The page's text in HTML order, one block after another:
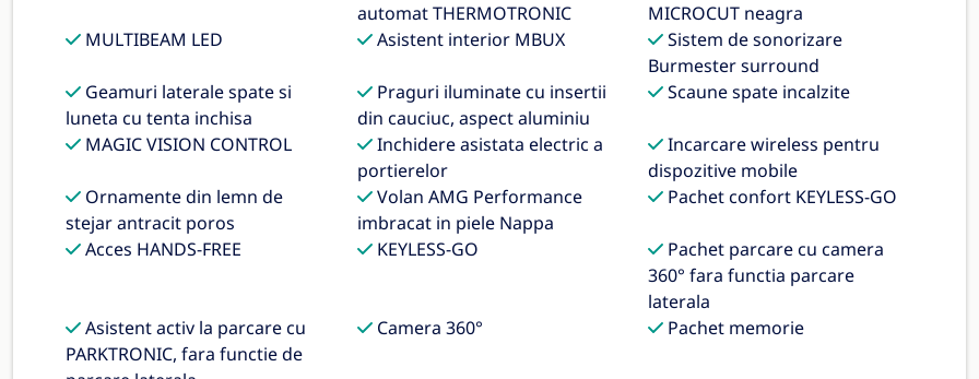
automat THERMOTRONIC
MICROCUT neagra
MULTIBEAM LED
Asistent interior MBUX
Sistem de sonorizare
Burmester surround
Geamuri laterale spate si
luneta cu tenta inchisa
Praguri iluminate cu insertii
din cauciuc, aspect aluminiu
Scaune spate incalzite
MAGIC VISION CONTROL
Inchidere asistata electric a
portierelor
Incarcare wireless pentru
dispozitive mobile
Ornamente din lemn de
stejar antracit poros
Volan AMG Performance
imbracat in piele Nappa
Pachet confort KEYLESS-GO
Acces HANDS-FREE KEYLESS-GO
Pachet parcare cu camera
360° fara functia parcare
laterala
Asistent activ la parcare cu
PARKTRONIC, fara functie de
Camera 360° Pachet memorie